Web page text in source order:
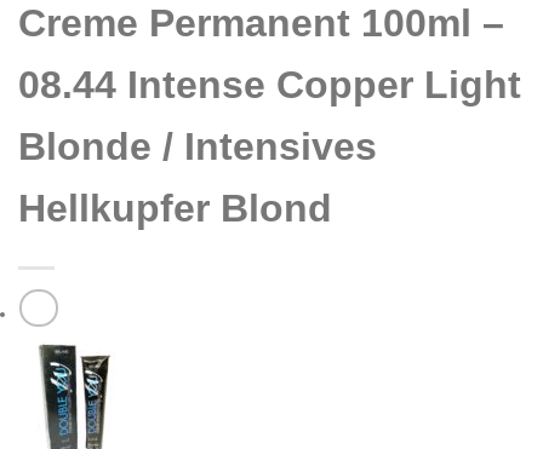
Creme Permanent 100ml –
08.44 Intense Copper Light
Blonde / Intensives
Hellkupfer Blond